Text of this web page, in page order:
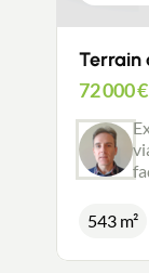
Terrain
72 000€
543 m²